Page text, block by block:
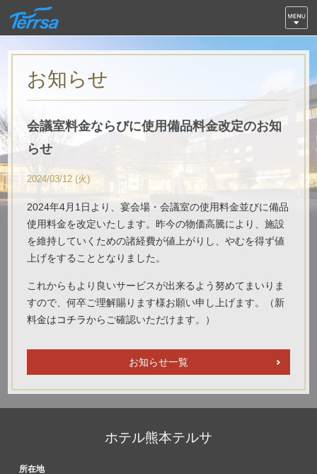
お知らせ
会議室料金ならびに使用備品料金改定のお知
らせ
2024/03/12 (火)
2024年4月1日より、宴会場・会議室の使用料金並びに備品
使用料金を改定いたします。昨今の物価高騰により、施設
を維持していくための諸経費が値上がりし、やむを得ず値
上げをすることとなりました。
これからもより良いサービスが出来るよう努めてまいりま
すので、何卒ご理解賜ります様お願い申し上げます。（新
料金はコチラからご確認いただけます。）
お知らせ一覧
ホテル熊本テルサ
所在地